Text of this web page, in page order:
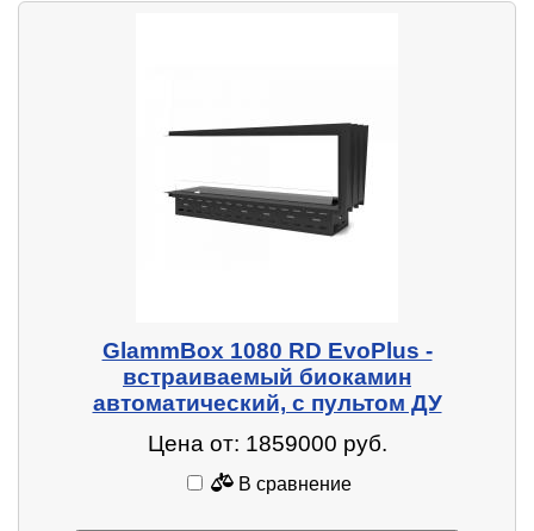
GlammBox 1080 RD EvoPlus -
встраиваемый биокамин
автоматический, с пультом ДУ
Цена от: 1859000 руб.
В сравнение